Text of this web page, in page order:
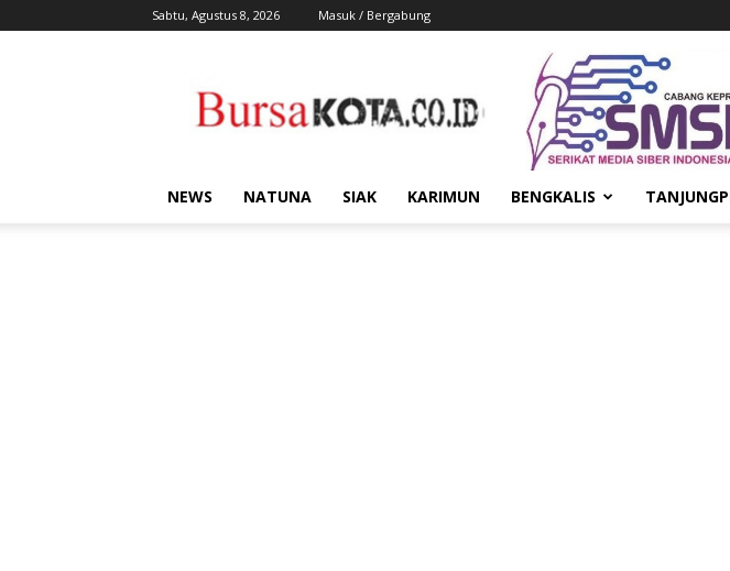
Sabtu, Agustus 8, 2026 Masuk / Bergabung
Kota
NEWS NATUNA SIAK KARIMUN BENGKALIS